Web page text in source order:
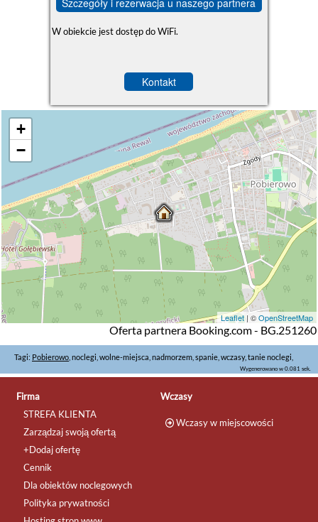
Szczegóły i rezerwacja u naszego partnera
W obiekcie jest dostęp do WiFi.
Kontakt
+
−
Leaflet | ©OpenStreetMap
Oferta partnera Booking.com - BG.251260
Tagi: Pobierowo , noclegi, wolne-miejsca, nadmorzem, spanie, wczasy, tanie noclegi,
Wygenerowano w 0.081 sek.
Firma
STREFA KLIENTA
Zarządzaj swoją ofertą
+Dodaj ofertę
Cennik
Dla obiektów noclegowych
Polityka prywatności
Wczasy
Wczasy w miejscowości